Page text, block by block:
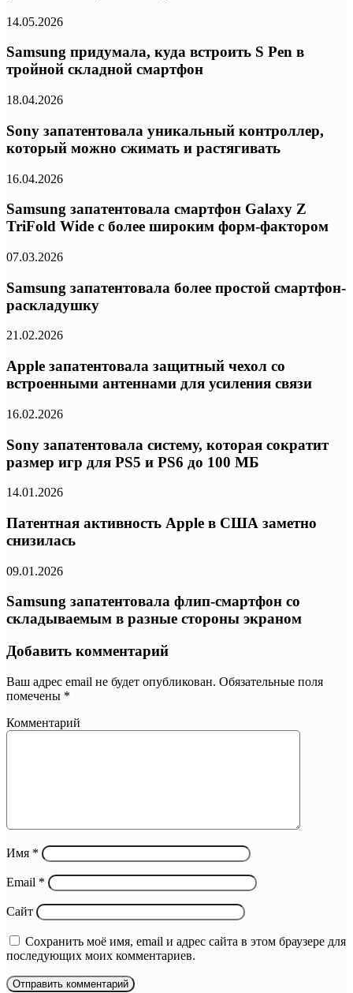
14.05.2026
Samsung придумала, куда встроить S Pen в
тройной складной смартфон
18.04.2026
Sony запатентовала уникальный контроллер,
который можно сжимать и растягивать
16.04.2026
Samsung запатентовала смартфон Galaxy Z
TriFold Wide с более широким форм-фактором
07.03.2026
Samsung запатентовала более простой смартфон-
раскладушку
21.02.2026
Apple запатентовала защитный чехол со
встроенными антеннами для усиления связи
16.02.2026
Sony запатентовала систему, которая сократит
размер игр для PS5 и PS6 до 100 МБ
14.01.2026
Патентная активность Apple в США заметно
снизилась
09.01.2026
Samsung запатентовала флип-смартфон со
складываемым в разные стороны экраном
Добавить комментарий
Ваш адрес email не будет опубликован. Обязательные поля
помечены *
Комментарий
Имя *
Email *
Сайт
Сохранить моё имя, email и адрес сайта в этом браузере для
последующих моих комментариев.